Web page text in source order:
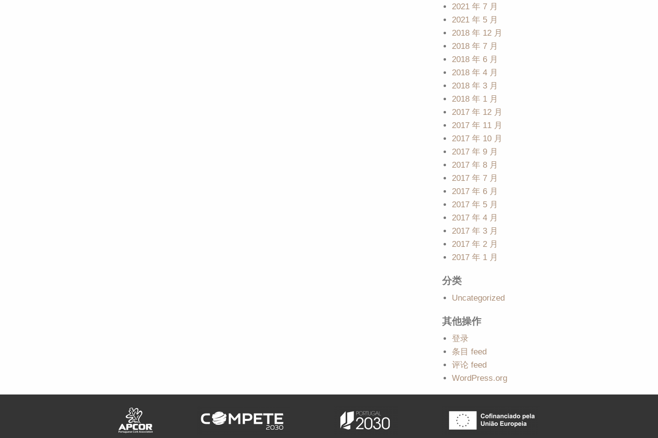
2021 年 7 月
2021 年 5 月
2018 年 12 月
2018 年 7 月
2018 年 6 月
2018 年 4 月
2018 年 3 月
2018 年 1 月
2017 年 12 月
2017 年 11 月
2017 年 10 月
2017 年 9 月
2017 年 8 月
2017 年 7 月
2017 年 6 月
2017 年 5 月
2017 年 4 月
2017 年 3 月
2017 年 2 月
2017 年 1 月
分类
Uncategorized
其他操作
登录
条目 feed
评论 feed
WordPress.org